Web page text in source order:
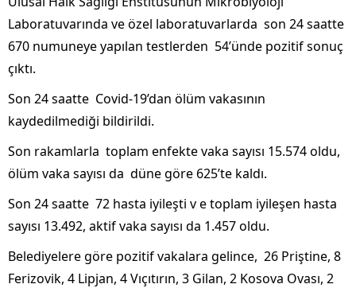
Laboratuvarında ve özel laboratuvarlarda son 24 saatte
670 numuneye yapılan testlerden 54’ünde pozitif sonuç
çıktı.
Son 24 saatte Covid-19’dan ölüm vakasının
kaydedilmediği bildirildi.
Son rakamlarla toplam enfekte vaka sayısı 15.574 oldu,
ölüm vaka sayısı da düne göre 625’te kaldı.
Son 24 saatte 72 hasta iyileşti v e toplam iyileşen hasta
sayısı 13.492, aktif vaka sayısı da 1.457 oldu.
Belediyelere göre pozitif vakalara gelince, 26 Priştine, 8
Ferizovik, 4 Lipjan, 4 Vıçıtırın, 3 Gilan, 2 Kosova Ovası, 2